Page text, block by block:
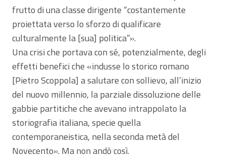
frutto di una classe dirigente “costantemente
proiettata verso lo sforzo di qualificare
culturalmente la [sua] politica”».
Una crisi che portava con sé, potenzialmente, degli
effetti benefici che «indusse lo storico romano
[Pietro Scoppola] a salutare con sollievo, all’inizio
del nuovo millennio, la parziale dissoluzione delle
gabbie partitiche che avevano intrappolato la
storiografia italiana, specie quella
contemporaneistica, nella seconda metà del
Novecento». Ma non andò così.